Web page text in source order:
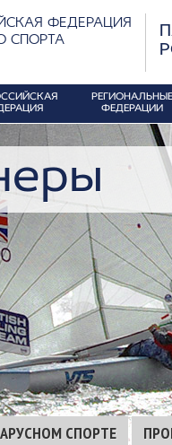
ФЕДЕРАЦИЯ
СПОРТА
РЕГИОНАЛЬНЫЕ
ФЕДЕРАЦИИ
СПОРТЕ